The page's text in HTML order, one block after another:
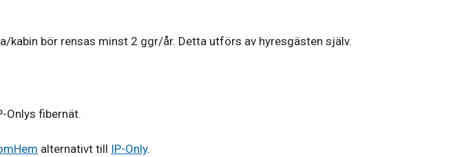
kabin bör rensas minst 2 ggr/år. Detta utförs av hyresgästen själv.
Onlys fibernät.
alternativt till IP-Only.